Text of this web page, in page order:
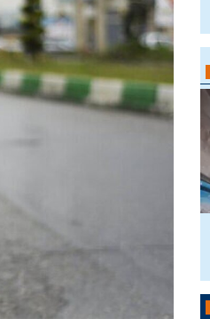
جدید ایران چیست؟
ردپای سیاست در یک جنایت مرموز؛
ماجرای قتل مداح معروف چیست؟